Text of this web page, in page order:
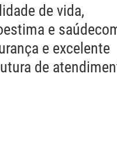
de vida,
e saúde
e excelente
de